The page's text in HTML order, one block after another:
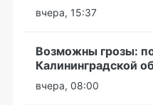
вчера, 15:37
Возможны грозы:
Калининградской
вчера, 08:00